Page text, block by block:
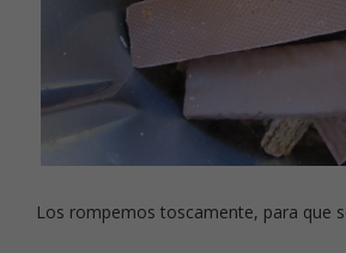
Los rompemos toscamente, para que